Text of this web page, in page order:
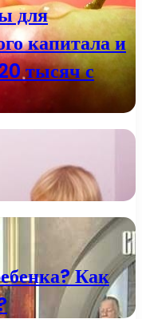
для
капитала и
тысяч с
Как